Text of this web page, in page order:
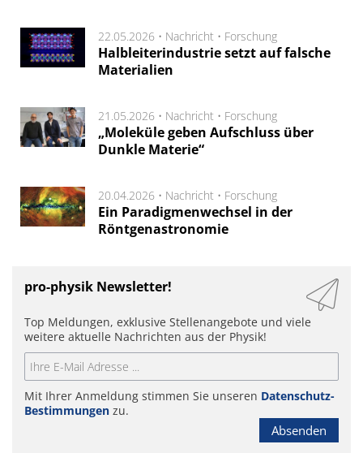
22.05.2026 • Nachricht • Forschung
Halbleiterindustrie setzt auf falsche
Materialien
21.05.2026 • Nachricht • Forschung
„Moleküle geben Aufschluss über
Dunkle Materie“
20.04.2026 • Nachricht • Forschung
Ein Paradigmenwechsel in der
Röntgenastronomie
pro-physik Newsletter!
Top Meldungen, exklusive Stellenangebote und viele
weitere aktuelle Nachrichten aus der Physik!
Mit Ihrer Anmeldung stimmen Sie unseren Datenschutz-
Bestimmungen zu.
Absenden